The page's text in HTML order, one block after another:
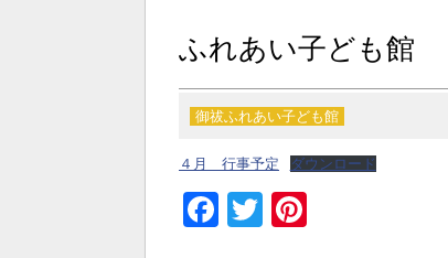
ふれあい子ども館
御祓ふれあい子ども館
４月 行事予定 ダウンロード
Facebook
Twitter